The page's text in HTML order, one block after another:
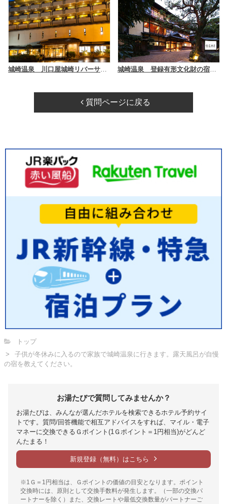
質問ページに戻る
トップ
子供が冬休みに入るので家族で城崎温泉に行きます。露天風呂が自慢
の宿を教えてください。
お湯たびで質問してみませんか？
お湯たびは、みんなが選んだホテルを検索できるホテル予約サイ
トです。質問/回答機能で相互アドバイスをすれば、マイル・電子
マネーに交換できるＧポイント(1Ｇポイント＝1円相当)がどんど
んたまる！
新規登録（無料）はこちら
※1Ｇ＝1円相当は、Ｇポイントの価値の目安となります。ポイント
交換時には、原則として交換手数料が発生します。（一部の交換パ
ートナーを除く）また、交換レートや最低交換数量がパートナーご